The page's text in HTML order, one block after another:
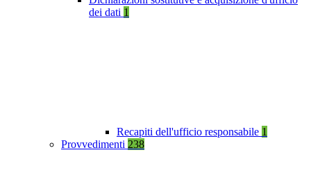
dei dati 1
Recapiti dell'ufficio responsabile 1
Provvedimenti 238